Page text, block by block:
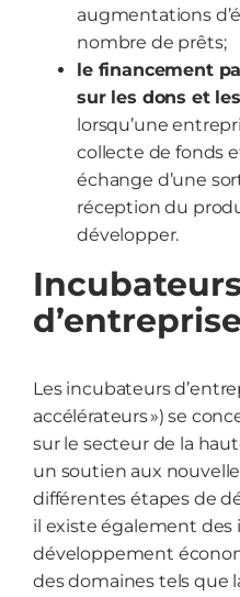
augmentations
nombre de prêts;
le financement
sur les dons et
lorsqu’une
collecte de fonds
échange d’une
réception du
développer.
Les incubateurs
accélérateurs ») se
sur le secteur de la
un soutien aux
différentes étapes de
il existe également
développement
des domaines tels que